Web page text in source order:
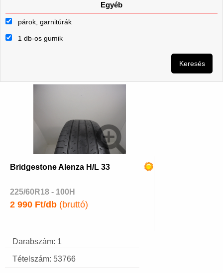
Egyéb
párok, garnitúrák
1 db-os gumik
Keresés
Bridgestone Alenza H/L 33
225/60R18 - 100H
2 990 Ft/db (bruttó)
Darabszám: 1
Tételszám: 53766